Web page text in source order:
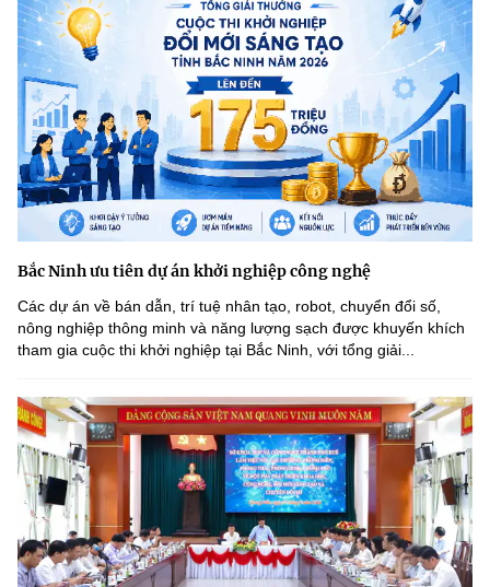
Bắc Ninh ưu tiên dự án khởi nghiệp công nghệ
Các dự án về bán dẫn, trí tuệ nhân tạo, robot, chuyển đổi số,
nông nghiệp thông minh và năng lượng sạch được khuyến khích
tham gia cuộc thi khởi nghiệp tại Bắc Ninh, với tổng giải...